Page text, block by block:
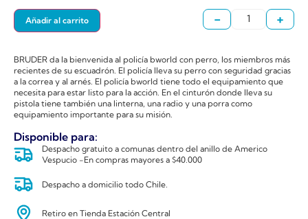
- +
Añadir al carrito
BRUDER da la bienvenida al policía bworld con perro, los miembros más
recientes de su escuadrón. El policía lleva su perro con seguridad gracias
a la correa y al arnés. El policía bworld tiene todo el equipamiento que
necesita para estar listo para la acción. En el cinturón donde lleva su
pistola tiene también una linterna, una radio y una porra como
equipamiento importante para su misión.
Disponible para:
Despacho gratuito a comunas dentro del anillo de Americo
Vespucio -En compras mayores a $40.000
Despacho a domicilio todo Chile.
Retiro en Tienda Estación Central